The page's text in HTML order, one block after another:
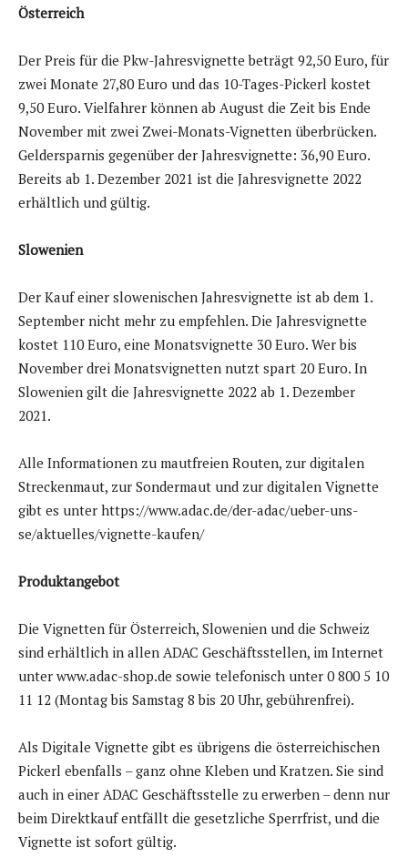
Österreich
Der Preis für die Pkw-Jahresvignette beträgt 92,50 Euro, für
zwei Monate 27,80 Euro und das 10-Tages-Pickerl kostet
9,50 Euro. Vielfahrer können ab August die Zeit bis Ende
November mit zwei Zwei-Monats-Vignetten überbrücken.
Geldersparnis gegenüber der Jahresvignette: 36,90 Euro.
Bereits ab 1. Dezember 2021 ist die Jahresvignette 2022
erhältlich und gültig.
Slowenien
Der Kauf einer slowenischen Jahresvignette ist ab dem 1.
September nicht mehr zu empfehlen. Die Jahresvignette
kostet 110 Euro, eine Monatsvignette 30 Euro. Wer bis
November drei Monatsvignetten nutzt spart 20 Euro. In
Slowenien gilt die Jahresvignette 2022 ab 1. Dezember
2021.
Alle Informationen zu mautfreien Routen, zur digitalen
Streckenmaut, zur Sondermaut und zur digitalen Vignette
gibt es unter https://www.adac.de/der-adac/ueber-uns-
se/aktuelles/vignette-kaufen/
Produktangebot
Die Vignetten für Österreich, Slowenien und die Schweiz
sind erhältlich in allen ADAC Geschäftsstellen, im Internet
unter www.adac-shop.de sowie telefonisch unter 0 800 5 10
11 12 (Montag bis Samstag 8 bis 20 Uhr, gebührenfrei).
Als Digitale Vignette gibt es übrigens die österreichischen
Pickerl ebenfalls – ganz ohne Kleben und Kratzen. Sie sind
auch in einer ADAC Geschäftsstelle zu erwerben – denn nur
beim Direktkauf entfällt die gesetzliche Sperrfrist, und die
Vignette ist sofort gültig.